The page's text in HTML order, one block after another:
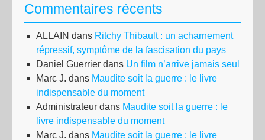
Commentaires récents
ALLAIN dans Ritchy Thibault : un acharnement
répressif, symptôme de la fascisation du pays
Daniel Guerrier dans Un film n’arrive jamais seul
Marc J. dans Maudite soit la guerre : le livre
indispensable du moment
Administrateur dans Maudite soit la guerre : le
livre indispensable du moment
Marc J. dans Maudite soit la guerre : le livre